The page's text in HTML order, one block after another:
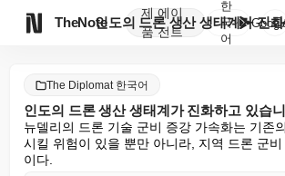
TheNote
제
품
에이
전트
한
국
어

The Diplomat 한국어
인도의 드론 생산 생태계가 진화하고 있습
뉴델리의 드론 기술 군비 증강 가속화는 기존
시킬 위험이 있을 뿐만 아니라, 지역 드론 군
이다.